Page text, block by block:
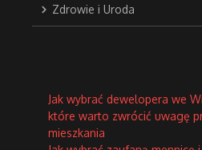
Zdrowie i Uroda
Jak wybrać dewelopera we
które warto zwrócić uwagę
mieszkania